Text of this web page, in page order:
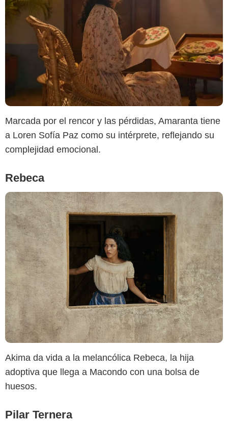
Marcada por el rencor y las pérdidas, Amaranta tiene
a Loren Sofía Paz como su intérprete, reflejando su
complejidad emocional.
Rebeca
Netflix
Akima da vida a la melancólica Rebeca, la hija
adoptiva que llega a Macondo con una bolsa de
huesos.
Pilar Ternera
Netflix